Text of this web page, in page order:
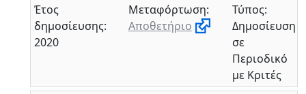
Έτος
δημοσίευσης:
2020
Μεταφόρτωση:
Αποθετήριο
Τύπος:
Δημοσίευση
σε
Περιοδικό
με Κριτές